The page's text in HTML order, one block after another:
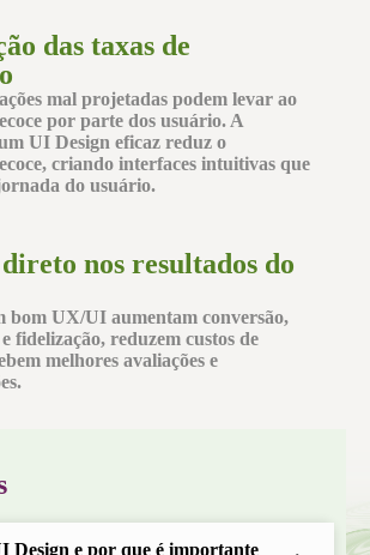
das taxas de
mal projetadas podem levar ao
por parte dos usuário. A
UI Design eficaz reduz o
, criando interfaces intuitivas que
do usuário.
nos resultados do
bom UX/UI aumentam conversão,
e fidelização, reduzem custos de
melhores avaliações e
Design e por que é importante